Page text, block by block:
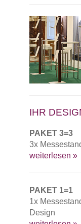
IHR
PAKET 3=3
3x
weiterlesen »
PAKET 1=1
1x
Design